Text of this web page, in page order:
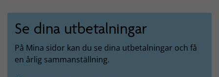
Se dina utbetalningar
På Mina sidor kan du se dina utbetalningar och få
en årlig sammanställning.